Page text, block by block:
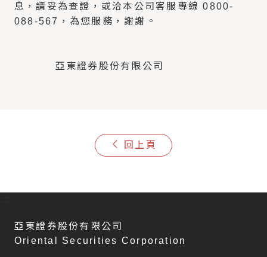
息，請妥為查證，或洽本公司客服專線 0800-
088-567，為您服務，謝謝。
亞東證券股份有限公司
回上頁
亞東證券股份有限公司
Oriental Securities Corporation